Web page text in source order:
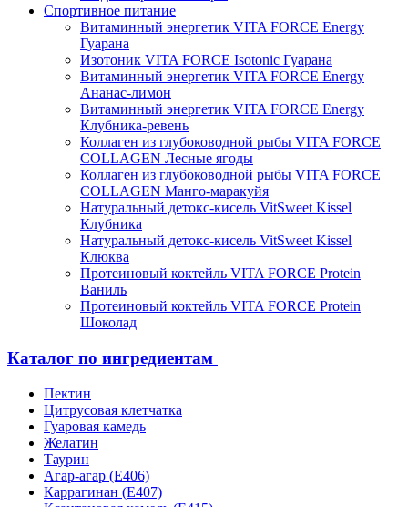
Спортивное питание
Витаминный энергетик VITA FORCE Energy
Гуарана
Изотоник VITA FORCE Isotonic Гуарана
Витаминный энергетик VITA FORCE Energy
Ананас-лимон
Витаминный энергетик VITA FORCE Energy
Клубника-ревень
Коллаген из глубоководной рыбы VITA FORCE
COLLAGEN Лесные ягоды
Коллаген из глубоководной рыбы VITA FORCE
COLLAGEN Манго-маракуйя
Натуральный детокс-кисель VitSweet Kissel
Клубника
Натуральный детокс-кисель VitSweet Kissel
Клюква
Протеиновый коктейль VITA FORCE Protein
Ваниль
Протеиновый коктейль VITA FORCE Protein
Шоколад
Каталог по ингредиентам
Пектин
Цитрусовая клетчатка
Гуаровая камедь
Желатин
Таурин
Агар-агар (Е406)
Каррагинан (Е407)